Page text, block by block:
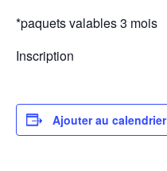
*paquets valables 3 mois
Inscription
Ajouter au calendrier